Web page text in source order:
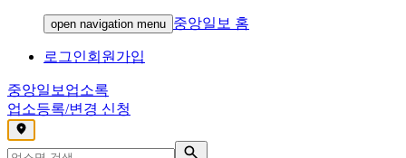
open navigation menu 중앙일보 홈
로그인회원가입
중앙일보 업소록
업소등록/변경 신청
,